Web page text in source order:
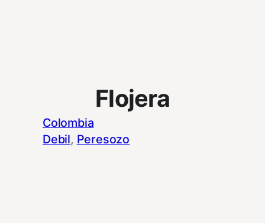
Flojera
Colombia
Debil, Peresozo